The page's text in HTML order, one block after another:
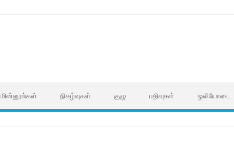
மின்னூல்கள் நிகழ்வுகள் குழு பதிவுகள் ஒலியோடை